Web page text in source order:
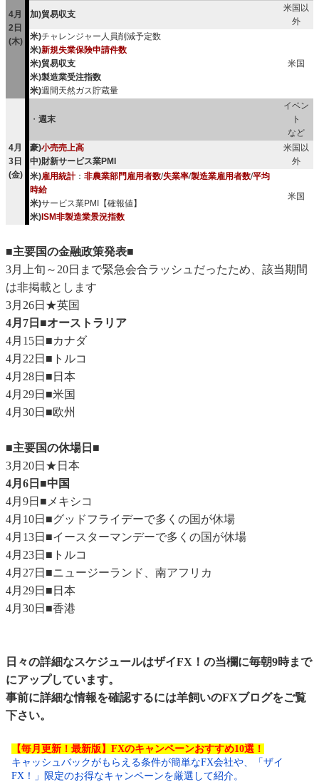
4月
2日
(木)
加)貿易収支
米国以
外
米)チャレンジャー人員削減予定数
米)新規失業保険申請件数
米)貿易収支
米)製造業受注指数
米)週間天然ガス貯蔵量
米国
4月
3日
(金)
・ 週末
イベン
ト
など
豪)小売売上高
中)財新サービス業PMI
米国以
外
米)雇用統計： 非農業部門雇用者数/失業率/製造業雇用者数/平均
時給
米)サービス業PMI【確報値】
米) ISM非製造業景況指数
米国
■主要国の金融政策発表■
3月上旬～20日まで緊急会合ラッシュだったため、該当期間
は非掲載とします
3月26日★英国
4月7日■オーストラリア
4月15日■カナダ
4月22日■トルコ
4月28日■日本
4月29日■米国
4月30日■欧州
■主要国の休場日■
3月20日★日本
4月6日■中国
4月9日■メキシコ
4月10日■グッドフライデーで多くの国が休場
4月13日■イースターマンデーで多くの国が休場
4月23日■トルコ
4月27日■ニュージーランド、南アフリカ
4月29日■日本
4月30日■香港
日々の詳細なスケジュールはザイFX！の当欄に毎朝9時まで
にアップしています。
事前に詳細な情報を確認するには羊飼いのFXブログをご覧
下さい。
【毎月更新！最新版】FXのキャンペーンおすすめ10選！
キャッシュバックがもらえる条件が簡単なFX会社や、「ザイ
FX！」限定のお得なキャンペーンを厳選して紹介。